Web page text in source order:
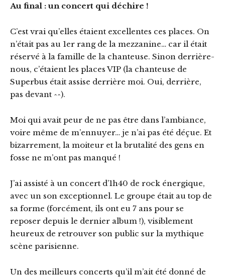
Au final : un concert qui déchire !
C’est vrai qu’elles étaient excellentes ces places. On
n’était pas au 1er rang de la mezzanine… car il était
réservé à la famille de la chanteuse. Sinon derrière-
nous, c’étaient les places VIP (la chanteuse de
Superbus était assise derrière moi. Oui, derrière,
pas devant ^^).
Moi qui avait peur de ne pas être dans l’ambiance,
voire même de m’ennuyer… je n’ai pas été déçue. Et
bizarrement, la moiteur et la brutalité des gens en
fosse ne m’ont pas manqué !
J’ai assisté à un concert d’1h40 de rock énergique,
avec un son exceptionnel. Le groupe était au top de
sa forme (forcément, ils ont eu 7 ans pour se
reposer depuis le dernier album !), visiblement
heureux de retrouver son public sur la mythique
scène parisienne.
Un des meilleurs concerts qu’il m’ait été donné de